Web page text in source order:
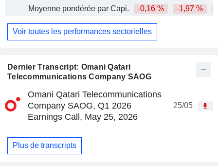
Dernier Transcript: Omani Qatari
Telecommunications Company SAOG
Omani Qatari Telecommunications
Company SAOG, Q1 2026
Earnings Call, May 25, 2026
25/05
Plus de transcripts
Moyenne pondérée par Capi.
-0,16 % -1,97 %
Voir toutes les performances sectorielles